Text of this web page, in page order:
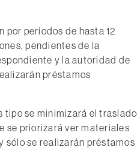
por períodos de hasta 12
pendientes de la
y la autoridad de
préstamos
tipo se minimizará el traslado
se priorizará ver materiales
sólo se realizarán préstamos